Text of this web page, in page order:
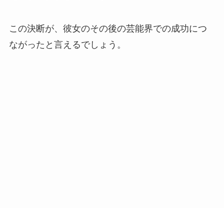
この決断が、彼女のその後の芸能界での成功につ
ながったと言えるでしょう。